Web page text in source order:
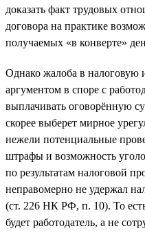
доказать факт трудовых
договора на практике
получаемых «в конверте»
Однако жалоба в
аргументом в споре с
выплачивать оговорённую
скорее выберет мирное
нежели потенциальные
штрафы и возможность
по результатам налоговой
неправомерно не удержал
(ст. 226 НК РФ, п. 10). То
будет работодатель, а не